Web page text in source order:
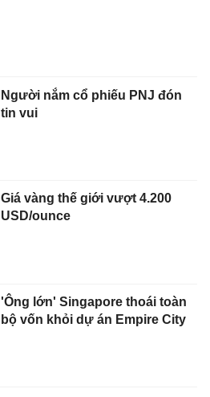
Người nắm cổ phiếu PNJ đón
tin vui
Giá vàng thế giới vượt 4.200
USD/ounce
'Ông lớn' Singapore thoái toàn
bộ vốn khỏi dự án Empire City